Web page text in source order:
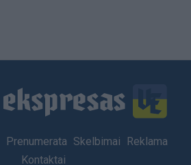
Prenumerata Skelbimai
Reklama
Kontaktai